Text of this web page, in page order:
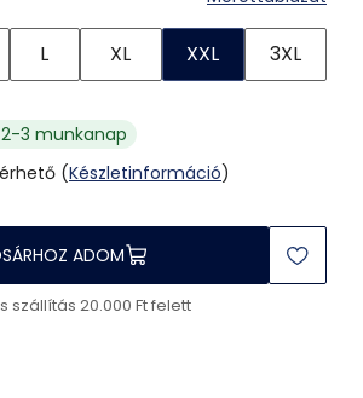
L XL XXL 3XL
2-3 munkanap
(Készletinformáció)
ADOM
szállítás 20.000 Ft felett